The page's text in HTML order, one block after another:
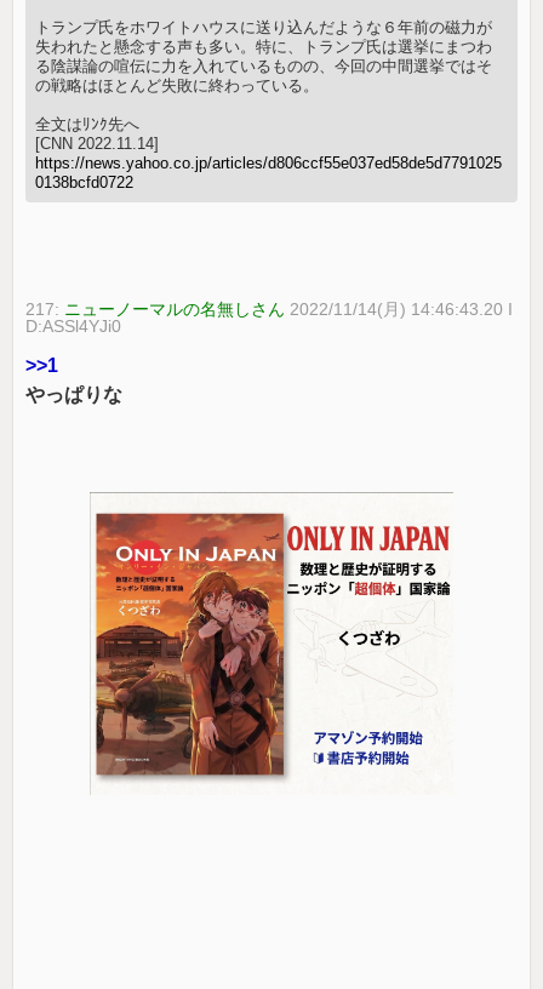
トランプ氏をホワイトハウスに送り込んだような６年前の磁力が
失われたと懸念する声も多い。特に、トランプ氏は選挙にまつわ
る陰謀論の喧伝に力を入れているものの、今回の中間選挙ではそ
の戦略はほとんど失敗に終わっている。
全文はﾘﾝｸ先へ
[CNN 2022.11.14]
https://news.yahoo.co.jp/articles/d806ccf55e037ed58de5d7791025
0138bcfd0722
217: ニューノーマルの名無しさん 2022/11/14(月) 14:46:43.20 I
D:ASSl4YJi0
>>1
やっぱりな